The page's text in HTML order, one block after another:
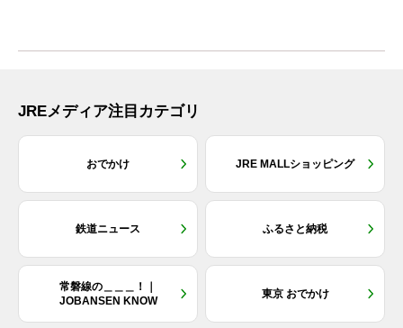
JREメディア注目カテゴリ
おでかけ JRE MALLショッピング
鉄道ニュース ふるさと納税
常磐線の＿＿＿！｜
JOBANSEN KNOW
東京 おでかけ